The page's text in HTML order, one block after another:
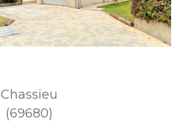
Chassieu
(69680)